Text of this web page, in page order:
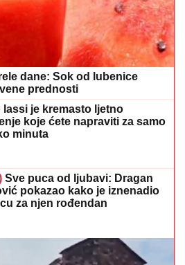
dane: Sok od lubenice
prednosti
lassi je kremasto ljetno
koje ćete napraviti za samo
minuta
Sve puca od ljubavi: Dragan
pokazao kako je iznenadio
za njen rođendan